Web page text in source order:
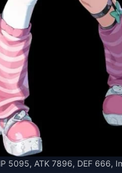
5095, ATK 7896, DEF 666,